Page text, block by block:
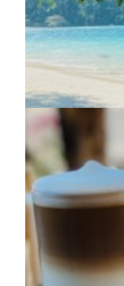
https://jedu.fi/
content/
3.jpg